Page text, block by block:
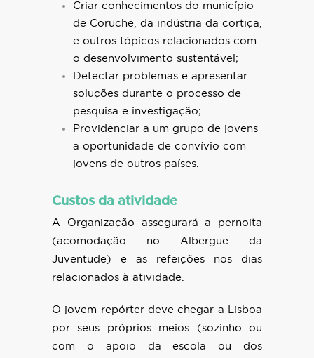
Criar conhecimentos do município
de Coruche, da indústria da cortiça,
e outros tópicos relacionados com
o desenvolvimento sustentável;
Detectar problemas e apresentar
soluções durante o processo de
pesquisa e investigação;
Providenciar a um grupo de jovens
a oportunidade de convívio com
jovens de outros países.
Custos da atividade
A Organização assegurará a pernoita
(acomodação no Albergue da
Juventude) e as refeições nos dias
relacionados à atividade.
O jovem repórter deve chegar a Lisboa
por seus próprios meios (sozinho ou
com o apoio da escola ou dos